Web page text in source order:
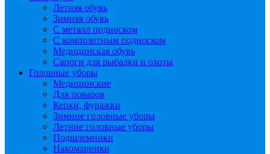
Летняя обувь
Зимняя обувь
С металл подноском
С композитным подноском
Медицинская обувь
Сапоги для рыбалки и охоты
Головные уборы
Медицинские
Для поваров
Кепки, фуражки
Зимние головные уборы
Летние головные уборы
Подшлемники
Накомарники